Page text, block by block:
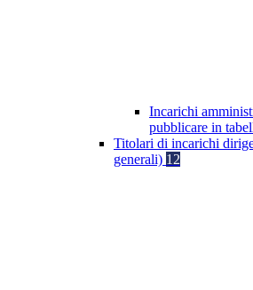
Incarichi
pubblicare in
Titolari di incarichi
generali) 12